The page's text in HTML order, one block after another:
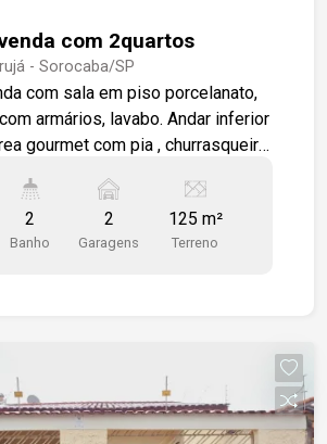
com 2quartos
- Sorocaba/SP
com sala em piso porcelanato,
armários, lavabo. Andar inferior
gourmet com pia , churrasqueira,
quartos e wc social. quartos em
Garagem para 2 veículos
com fácil acesso a Rodovia
2
Banho
2
Garagens
125 m²
Terreno